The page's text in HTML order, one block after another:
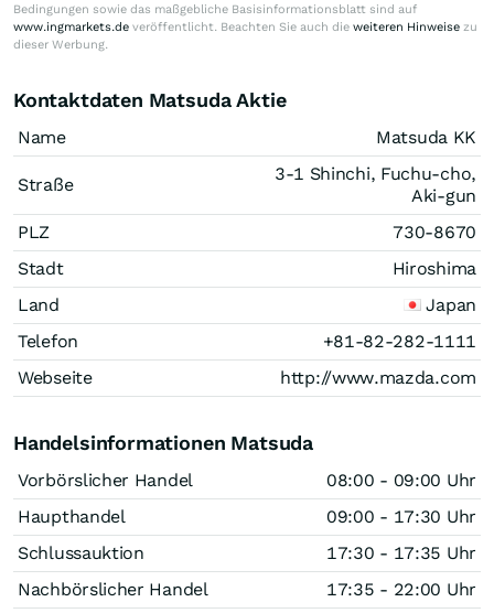
Bedingungen sowie das maßgebliche Basisinformationsblatt sind auf
www.ingmarkets.de veröffentlicht. Beachten Sie auch die weiteren Hinweise zu
dieser Werbung.
Kontaktdaten Matsuda Aktie
Name Matsuda KK
Straße
3-1 Shinchi, Fuchu-cho,
Aki-gun
PLZ
730-8670
Stadt
Hiroshima
Land
Japan
Telefon
+81-82-282-1111
Webseite
http://www.mazda.com
Handelsinformationen Matsuda
Vorbörslicher Handel
08:00 - 09:00 Uhr
Haupthandel
09:00 - 17:30 Uhr
Schlussauktion
17:30 - 17:35 Uhr
Nachbörslicher Handel
17:35 - 22:00 Uhr